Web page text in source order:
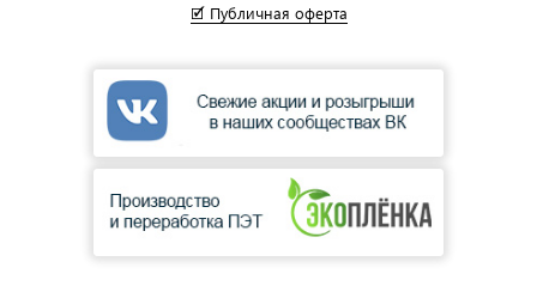
🗹 Публичная оферта